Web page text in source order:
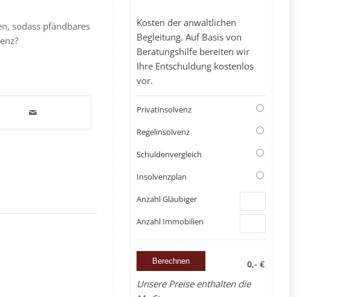
sodass pfändbares
Kosten der anwaltlichen
Begleitung. Auf Basis von
Beratungshilfe bereiten wir
Ihre Entschuldung kostenlos
vor.
Privatinsolvenz
Regelinsolvenz
Schuldenvergleich
Insolvenzplan
Anzahl Gläubiger
Anzahl Immobilien
0,- €
Unsere Preise enthalten die